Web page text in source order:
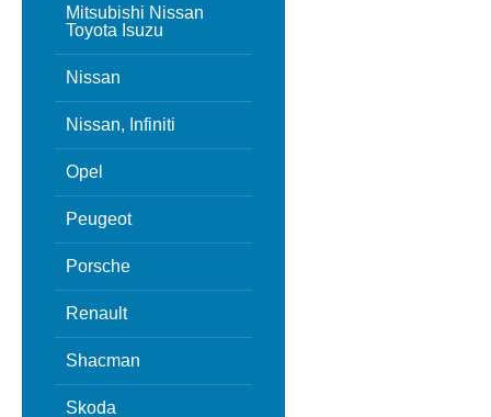
Mitsubishi Nissan
Toyota Isuzu
Nissan
Nissan, Infiniti
Opel
Peugeot
Porsche
Renault
Shacman
Skoda